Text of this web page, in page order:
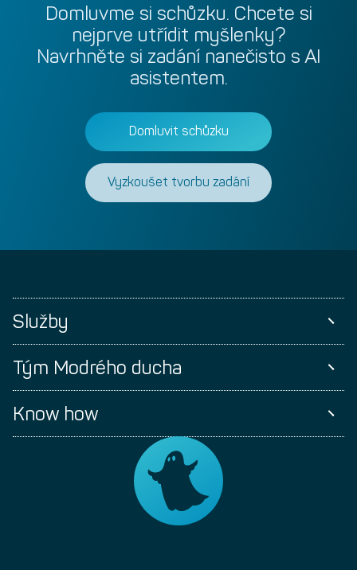
Domluvme si schůzku. Chcete si
nejprve utřídit myšlenky?
Navrhněte si zadání nanečisto s AI
asistentem.
Domluvit schůzku
Vyzkoušet tvorbu zadání
Služby
Tým Modrého ducha
Know how